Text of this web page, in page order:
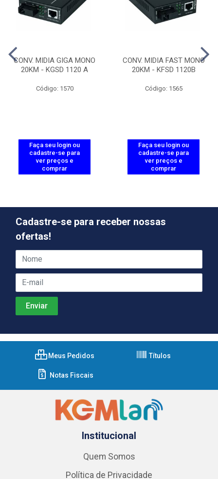
CONV. MIDIA GIGA MONO
20KM - KGSD 1120 A
Código: 1570
Faça seu login ou
cadastre-se para
ver preços e
comprar
CONV. MIDIA FAST MONO
20KM - KFSD 1120B
Código: 1565
Faça seu login ou
cadastre-se para
ver preços e
comprar
Cadastre-se para receber nossas
ofertas!
Meus Pedidos Títulos
Notas Fiscais
Institucional
Quem Somos
Política de Privacidade